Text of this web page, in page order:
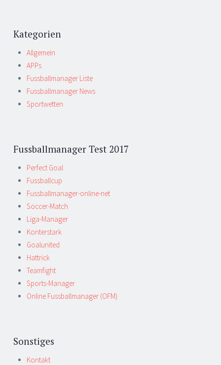
Kategorien
Allgemein
APPs
Fussballmanager Liste
Fussballmanager News
Sportwetten
Fussballmanager Test 2017
Perfect Goal
Fussballcup
Fussballmanager-online-net
Soccer-Match
Liga-Manager
Konterstark
Goalunited
Hattrick
Teamfight
Sports-Manager
Online Fussballmanager (OFM)
Sonstiges
Kontakt